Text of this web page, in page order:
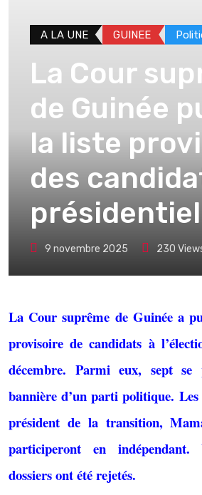
A LA UNE GUINEE
La Cour
de Guinée
la liste
des
9 novembre 2025 230
La Cour suprême de Guinée a
provisoire de candidats à
décembre. Parmi eux, sept se
bannière d’un parti politique.
président de la transition,
participeront en
dossiers ont été rejetés.